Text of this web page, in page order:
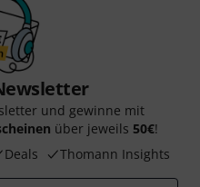
und gewinne mit
über jeweils 50€!
Deals Thomann Insights